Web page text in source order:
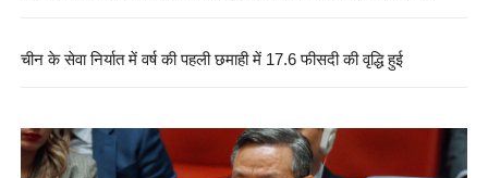
चीन के सेवा निर्यात में वर्ष की पहली छमाही में 17.6 फीसदी की वृद्धि हुई